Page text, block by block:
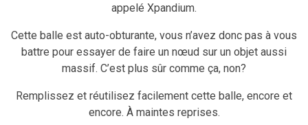
appelé Xpandium.
Cette balle est auto-obturante, vous n’avez donc pas à vous
battre pour essayer de faire un nœud sur un objet aussi
massif. C’est plus sûr comme ça, non?
Remplissez et réutilisez facilement cette balle, encore et
encore. À maintes reprises.